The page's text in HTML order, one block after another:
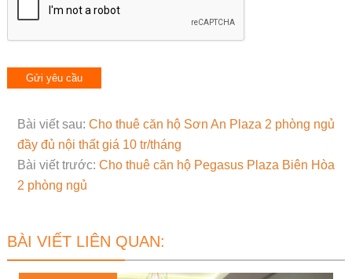
Bài viết sau: Cho thuê căn hộ Sơn An Plaza 2 phòng ngủ
đầy đủ nội thất giá 10 tr/tháng
Bài viết trước: Cho thuê căn hộ Pegasus Plaza Biên Hòa
2 phòng ngủ
BÀI VIẾT LIÊN QUAN: